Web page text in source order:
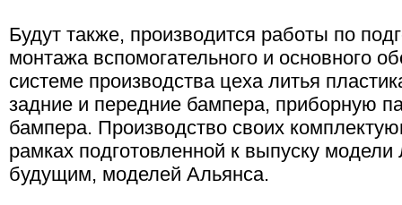
Будут также, производится работы по
монтажа вспомогательного и основного
системе производства цеха литья
задние и передние бампера, приборную
бампера. Производство своих
рамках подготовленной к выпуску модели
будущим, моделей Альянса.